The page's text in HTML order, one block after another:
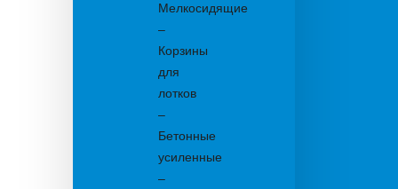
Мелкосидящие
–
Корзины
для
лотков
–
Бетонные
усиленные
–